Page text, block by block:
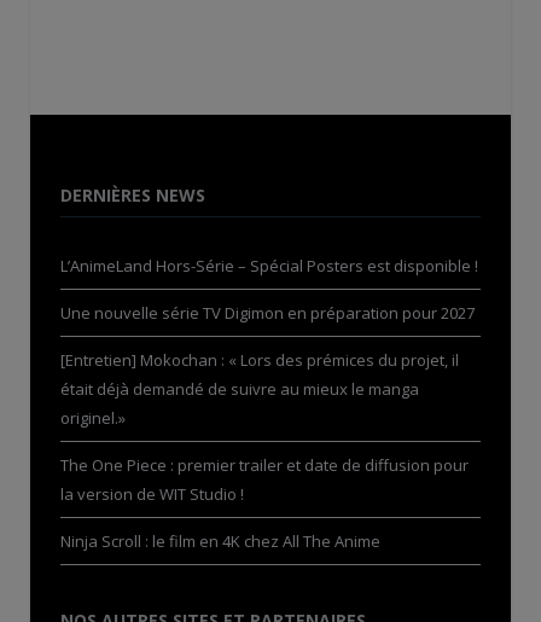
DERNIÈRES NEWS
L’AnimeLand Hors-Série – Spécial Posters est disponible !
Une nouvelle série TV Digimon en préparation pour 2027
[Entretien] Mokochan : « Lors des prémices du projet, il
était déjà demandé de suivre au mieux le manga
originel.»
The One Piece : premier trailer et date de diffusion pour
la version de WIT Studio !
Ninja Scroll : le film en 4K chez All The Anime